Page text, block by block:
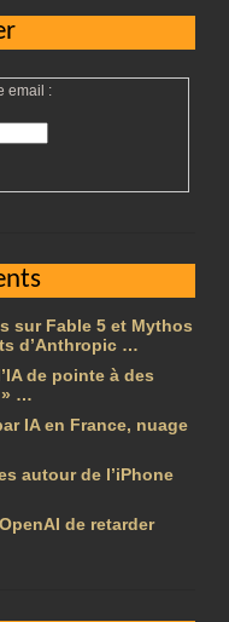
email :
sur Fable 5 et Mythos
d’Anthropic …
de pointe à des
» …
IA en France, nuage
autour de l’iPhone
de retarder